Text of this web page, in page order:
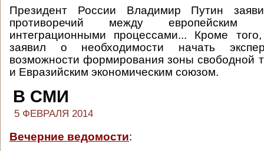
Президент России Владимир Путин
противоречий между европейским
интеграционными процессами... Кроме
заявил о необходимости начать
возможности формирования зоны свободной
и Евразийским экономическим союзом.
В СМИ
5 ФЕВРАЛЯ 2014
Вечерние ведомости: